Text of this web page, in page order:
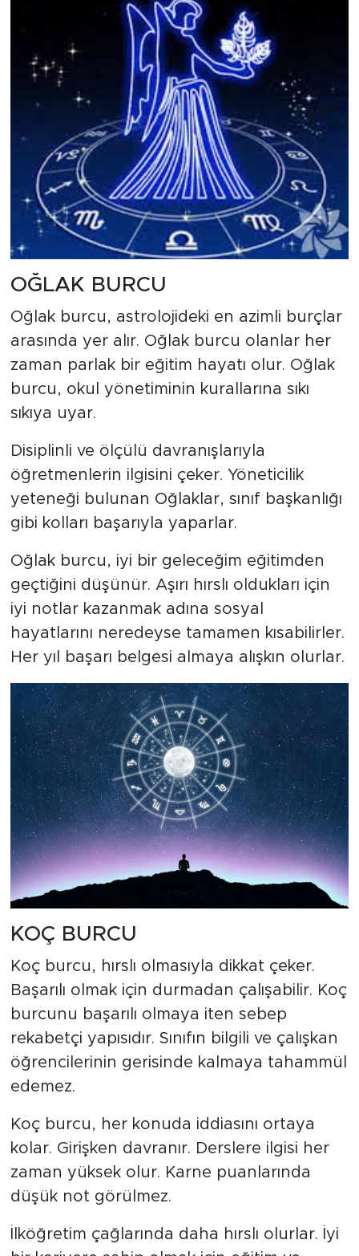
OĞLAK BURCU
Oğlak burcu, astrolojideki en azimli burçlar
arasında yer alır. Oğlak burcu olanlar her
zaman parlak bir eğitim hayatı olur. Oğlak
burcu, okul yönetiminin kurallarına sıkı
sıkıya uyar.
Disiplinli ve ölçülü davranışlarıyla
öğretmenlerin ilgisini çeker. Yöneticilik
yeteneği bulunan Oğlaklar, sınıf başkanlığı
gibi kolları başarıyla yaparlar.
Oğlak burcu, iyi bir geleceğim eğitimden
geçtiğini düşünür. Aşırı hırslı oldukları için
iyi notlar kazanmak adına sosyal
hayatlarını neredeyse tamamen kısabilirler.
Her yıl başarı belgesi almaya alışkın olurlar.
KOÇ BURCU
Koç burcu, hırslı olmasıyla dikkat çeker.
Başarılı olmak için durmadan çalışabilir. Koç
burcunu başarılı olmaya iten sebep
rekabetçi yapısıdır. Sınıfın bilgili ve çalışkan
öğrencilerinin gerisinde kalmaya tahammül
edemez.
Koç burcu, her konuda iddiasını ortaya
kolar. Girişken davranır. Derslere ilgisi her
zaman yüksek olur. Karne puanlarında
düşük not görülmez.
İlköğretim çağlarında daha hırslı olurlar. İyi